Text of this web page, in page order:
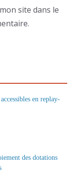
site dans le
en replay-
des dotations